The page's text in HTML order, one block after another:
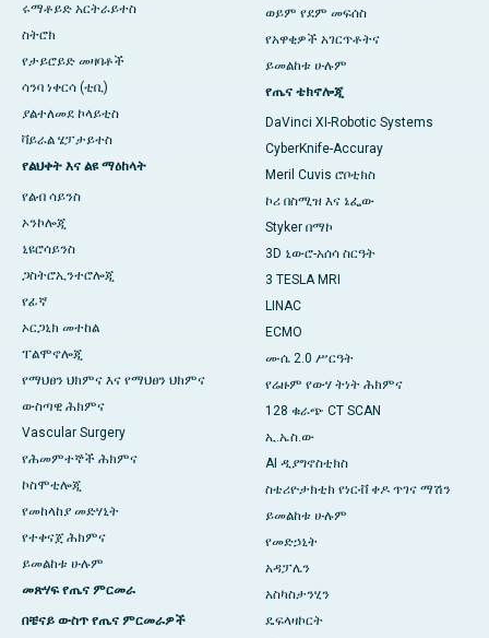
ሩማቶይድ አርትራይተስ
ስትሮክ
የታይሮይድ መዛባቶች
ሳንባ ነቀርሳ (ቲቢ)
ያልተለመደ ኮላይቲስ
ቫይራል ሄፓታይተስ
የልህቀት እና ልዩ ማዕከላት
የልብ ሳይንስ
ኦንኮሎጂ
ኒዩሮሳይንስ
ጋስትሮኢንተሮሎጂ
የፊኛ
ኦርጋኒክ መተከል
ፐልሞኖሎጂ
የማህፀን ህክምና እና የማህፀን ህክምና
ውስጣዊ ሕክምና
Vascular Surgery
የሕመምተኞች ሕክምና
ኮስሞቲሎጂ
የመከላከያ መድሃኒት
የተቀናጀ ሕክምና
ይመልከቱ ሁሉም
መጽሃፍ የጤና ምርመራ
በቼናይ ውስጥ የጤና ምርመራዎች
ወይም የደም መፍሰስ
የአዋቂዎች አገርጥቶትና
ይመልከቱ ሁሉም
የጤና ቴክኖሎጂ
DaVinci XI-Robotic Systems
CyberKnife-Accuray
Meril Cuvis ሮቦቲክስ
ኮሪ በስሚዝ እና ኔፌው
Styker በማኮ
3D ኒውሮ-አሰሳ ስርዓት
3 TESLA MRI
LINAC
ECMO
ሙሴ 2.0 ሥርዓት
የሬዙም የውሃ ትነት ሕክምና
128 ቁራጭ CT SCAN
ኢ.ኤስ.ው
AI ዲያግኖስቲክስ
ስቴሪዮታክቲክ የነርቭ ቀዶ ጥገና ማሽን
ይመልከቱ ሁሉም
የመድኃኒት
አዳፓሌን
አስካስታንሂን
ዴፍላዛኮርት